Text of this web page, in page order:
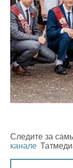
Следите за
канале